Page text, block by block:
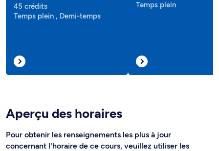
45 crédits
Temps plein , Demi-temps
Temps plein
Aperçu des horaires
Pour obtenir les renseignements les plus à jour
concernant l'horaire de ce cours, veuillez utiliser les